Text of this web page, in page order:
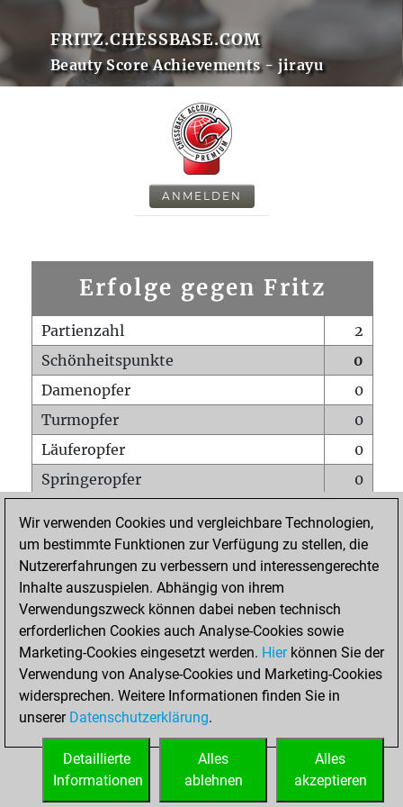
FRITZ.CHESSBASE.COM
Beauty Score Achievements - jirayu
ANMELDEN
Erfolge gegen Fritz
Partienzahl
2
Schönheitspunkte
0
Damenopfer
0
Turmopfer
0
Läuferopfer
0
Springeropfer
0
Matt auf vollem Brett
0
Bauer setzt Matt
0
Erstickte Matts
Unterverwandlungen
Türme auf der siebten
0
STARTSEITE
Wir verwenden Cookies und vergleichbare Technologien,
um bestimmte Funktionen zur Verfügung zu stellen, die
Nutzererfahrungen zu verbessern und interessengerechte
Inhalte auszuspielen. Abhängig von ihrem
Verwendungszweck können dabei neben technisch
erforderlichen Cookies auch Analyse-Cookies sowie
Marketing-Cookies eingesetzt werden. Hierkönnen Sie der
Verwendung von Analyse-Cookies und Marketing-Cookies
widersprechen. Weitere Informationen finden Sie in
unserer Datenschutzerklärung.
Alles
akzeptieren
Alles
ablehnen
Detaillierte
Informationen